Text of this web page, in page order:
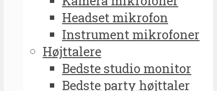
Headset mikrofon
Instrument mikrofoner
Højttalere
Bedste studio monitor
Bedste party højttaler